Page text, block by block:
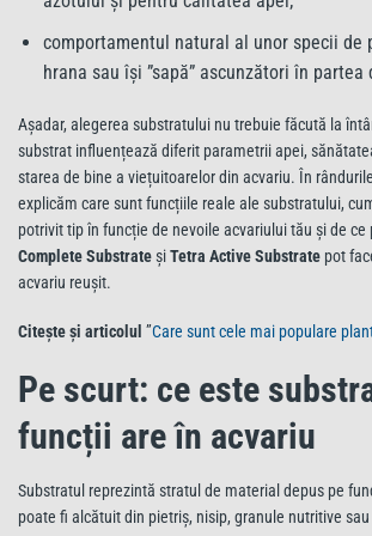
comportamentul natural al unor specii de
hrana sau își ”sapă” ascunzători în
Așadar, alegerea substratului nu trebuie făcută la
substrat influențează diferit parametrii apei,
starea de bine a viețuitoarelor din acvariu. În
explicăm care sunt funcțiile reale ale substratului,
potrivit tip în funcție de nevoile acvariului tău și de ce
Complete SubstrateșiTetra Active Substrate pot
acvariu reușit.
Citește și articolul ”Care sunt cele mai populare
Pe scurt: ce este
funcții are în acvariu
Substratul reprezintă stratul de material depus pe
poate fi alcătuit din pietriș, nisip, granule nutritive